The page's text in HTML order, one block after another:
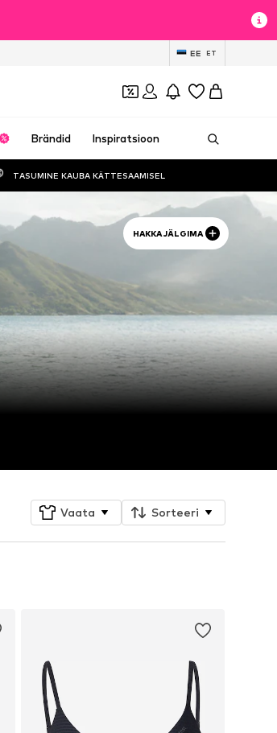
EE ET
Brändid Inspiratsioon
TASUMINE KAUBA KÄTTESAAMISEL
HAKKA JÄLGIMA
Vaata Sorteeri